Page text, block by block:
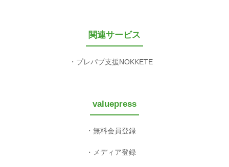
関連サービス
プレパブ支援NOKKETE
valuepress
無料会員登録
メディア登録